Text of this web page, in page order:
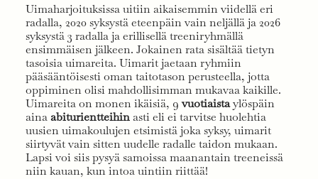
Uimaharjoituksissa uitiin aikaisemmin viidellä eri
radalla, 2020 syksystä eteenpäin vain neljällä ja 2026
syksystä 3 radalla ja erillisellä treeniryhmällä
ensimmäisen jälkeen. Jokainen rata sisältää tietyn
tasoisia uimareita. Uimarit jaetaan ryhmiin
pääsääntöisesti oman taitotason perusteella, jotta
oppiminen olisi mahdollisimman mukavaa kaikille.
Uimareita on monen ikäisiä, 9vuotiaistaylöspäin
ainaabiturientteihinasti eli ei tarvitse huolehtia
uusien uimakoulujen etsimistä joka syksy, uimarit
siirtyvät vain sitten uudelle radalle taidon mukaan.
Lapsi voi siis pysyä samoissa maanantain treeneissä
niin kauan, kun intoa uintiin riittää!